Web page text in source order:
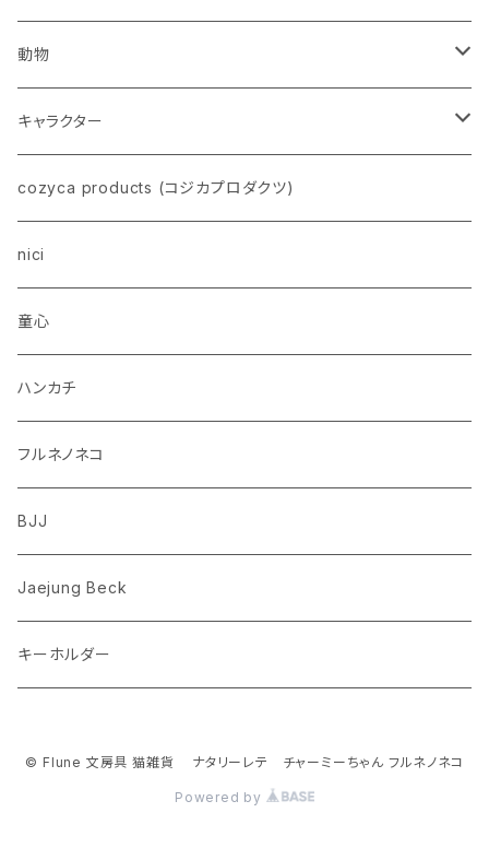
動物
ネコ
イヌ
トイプードル
柴犬
ポメラニアン
コーギー
ウザギ
パンダ
リス
クマ
ゾウ
トリ
キャラクター
スヌーピー
モンチッチ
ムーミン
ちいかわ
ミッフィー
Richard Scarry (リチャード・スキャリー)
おぱんちゅうさぎ/んぽちゃむ
cozyca products (コジカプロダクツ)
nici
童心
ハンカチ
フルネノネコ
BJJ
Jaejung Beck
キーホルダー
© Flune 文房具 猫雑貨 ナタリーレテ チャーミーちゃん フルネノネコ
Powered by